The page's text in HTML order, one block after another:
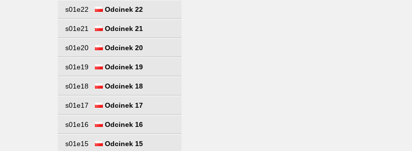
s01e22 Odcinek 22
s01e21 Odcinek 21
s01e20 Odcinek 20
s01e19 Odcinek 19
s01e18 Odcinek 18
s01e17 Odcinek 17
s01e16 Odcinek 16
s01e15 Odcinek 15